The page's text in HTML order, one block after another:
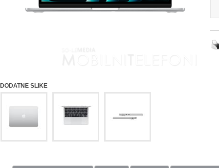
DODATNE SLIKE